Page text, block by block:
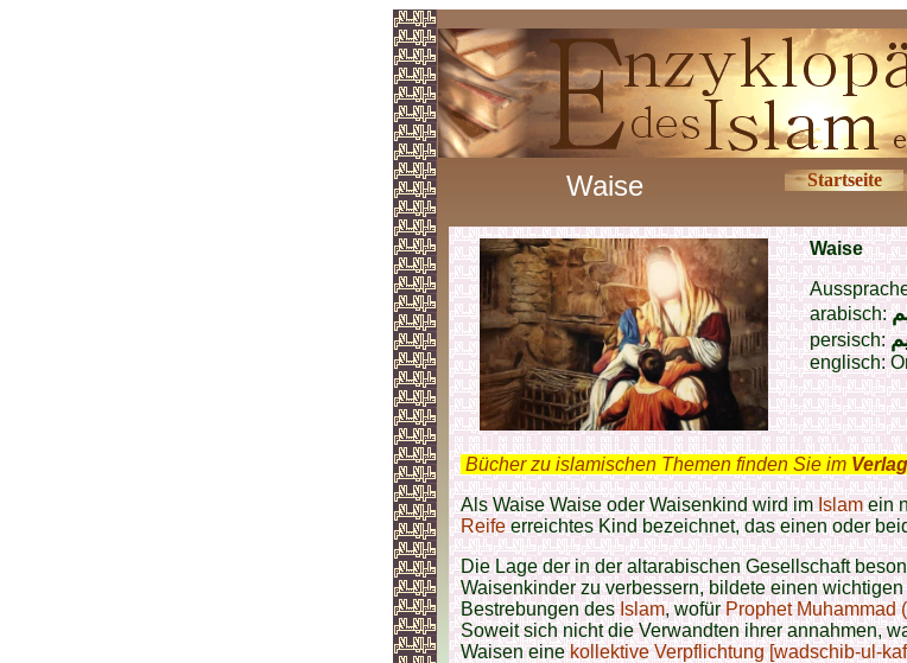
Waise Startseite
Waise
arabisch:
persisch:
englisch:
Bücher zu islamischen Themen finden Sie im
Als Waise Waise oder Waisenkind wird imIslamein
Reifeerreichtes Kind bezeichnet, das einen oder
Die Lage der in der altarabischen Gesellschaft
Waisenkinder zu verbessern, bildete einen
Bestrebungen desIslam, wofürProphet Muhammad
Soweit sich nicht die Verwandten ihrer annahmen,
Waisen einekollektive Verpflichtung [wadschib-ul-